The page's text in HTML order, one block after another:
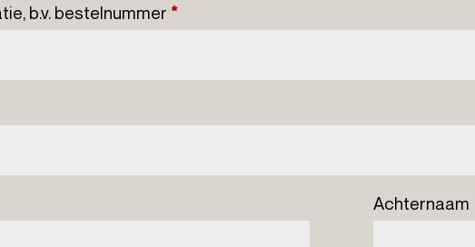
b.v. bestelnummer *
Achternaam